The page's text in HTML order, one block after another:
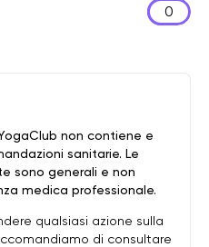
0
non contiene e
sanitarie. Le
sono generali e non
medica professionale.
qualsiasi azione sulla
di consultare